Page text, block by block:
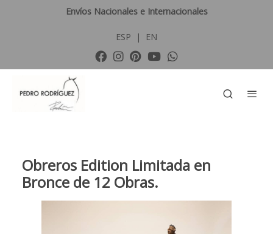
Envíos Nacionales e Internacionales
ESP | EN
Obreros Edition Limitada en
Bronce de 12 Obras.